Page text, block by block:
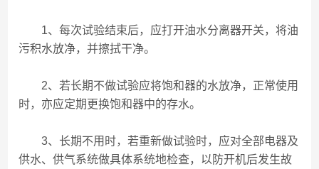
1、每次试验结束后，应打开油水分离器开关，将油
污积水放净，并擦拭干净。
2、若长期不做试验应将饱和器的水放净，正常使用
时，亦应定期更换饱和器中的存水。
3、长期不用时，若重新做试验时，应对全部电器及
供水、供气系统做具体系统地检查，以防开机后发生故